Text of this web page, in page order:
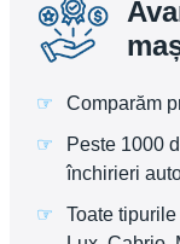
Comparăm
Peste 1000
închirieri
Toate